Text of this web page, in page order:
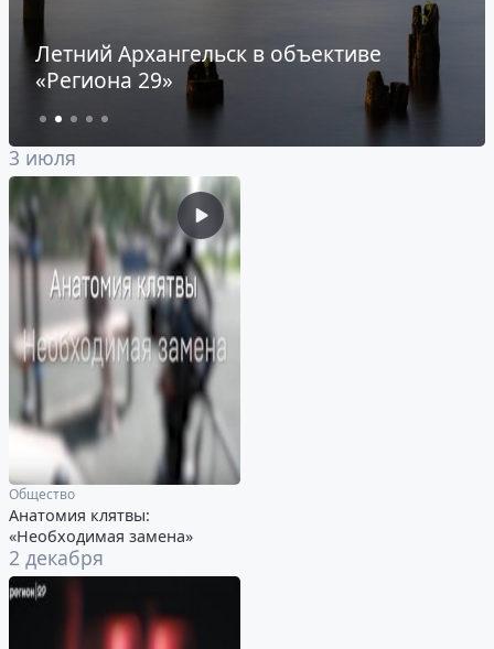
Военные историки России прошли
практику на «Юрьевском рубеже» под
Архангельском
3 июля
Общество
Анатомия клятвы:
«Необходимая замена»
2 декабря